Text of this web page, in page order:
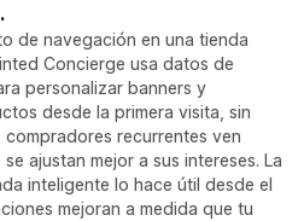
de navegación en una tienda
Concierge usa datos de
personalizar banners y
desde la primera visita, sin
recurrentes ven
ajustan mejor a sus intereses. La
inteligente lo hace útil desde el
mejoran a medida que tu